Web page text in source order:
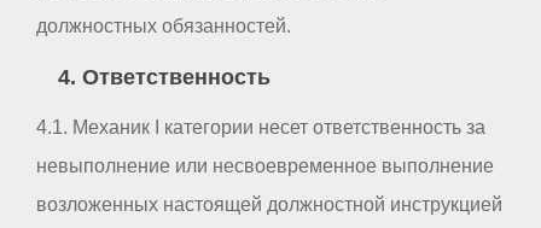
должностных обязанностей.
4. Ответственность
4.1. Механик I категории несет ответственность за
невыполнение или несвоевременное выполнение
возложенных настоящей должностной инструкцией